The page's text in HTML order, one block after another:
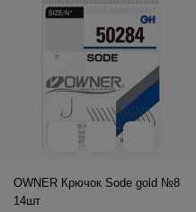
OWNER Крючок Sode gold №8
14шт